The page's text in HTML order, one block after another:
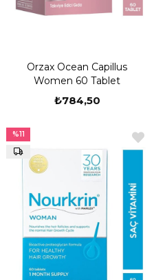
Orzax Ocean Capillus
Women 60 Tablet
₺784,50
%11